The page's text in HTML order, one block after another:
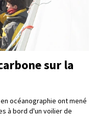
sur la
océanographie ont mené
à bord d'un voilier de